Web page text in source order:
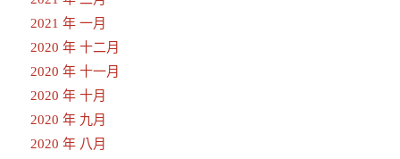
2021 年 一月
2020 年 十二月
2020 年 十一月
2020 年 十月
2020 年 九月
2020 年 八月